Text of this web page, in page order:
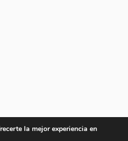
la mejor experiencia en